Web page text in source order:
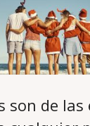
son de las